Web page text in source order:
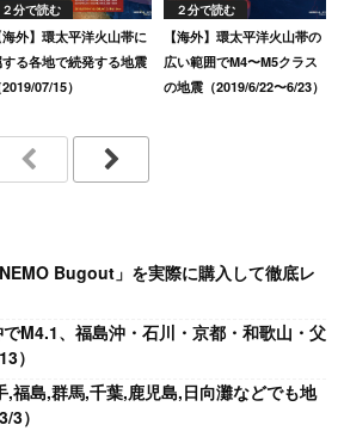
２分で読む
海外】環太平洋火山帯に
する各地で続発する地震
2019/07/15）
２分で読む
【海外】環太平洋火山帯の
広い範囲でM4〜M5クラス
の地震（2019/6/22〜6/23）
Bugout」を実際に購入して徹底レ
M4.1、福島沖・石川・京都・和歌山・父
）
福島,群馬,千葉,鹿児島,日向灘などでも地
3）